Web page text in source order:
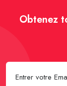
Obtenez